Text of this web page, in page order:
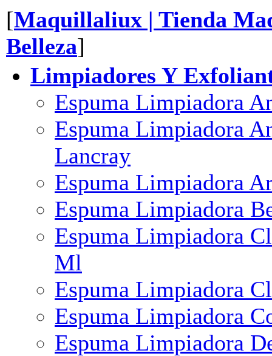
[Maquillaliux | Tienda
Belleza]
Limpiadores Y
Espuma Limpiadora
Espuma Limpiadora
Lancray
Espuma Limpiadora
Espuma Limpiadora
Espuma Limpiadora
Ml
Espuma Limpiadora
Espuma Limpiadora
Espuma Limpiadora